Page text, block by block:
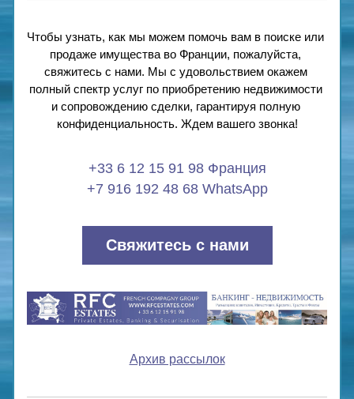
Чтобы узнать, как мы можем помочь вам в поиске или
продаже имущества во Франции, пожалуйста,
свяжитесь с нами. Мы с удовольствием окажем
полный спектр услуг по приобретению недвижимости
и сопровождению сделки, гарантируя полную
конфиденциальность. Ждем вашего звонка!
+33 6 12 15 91 98 Франция
+7 916 192 48 68 WhatsApp
Свяжитесь с нами
Архив рассылок